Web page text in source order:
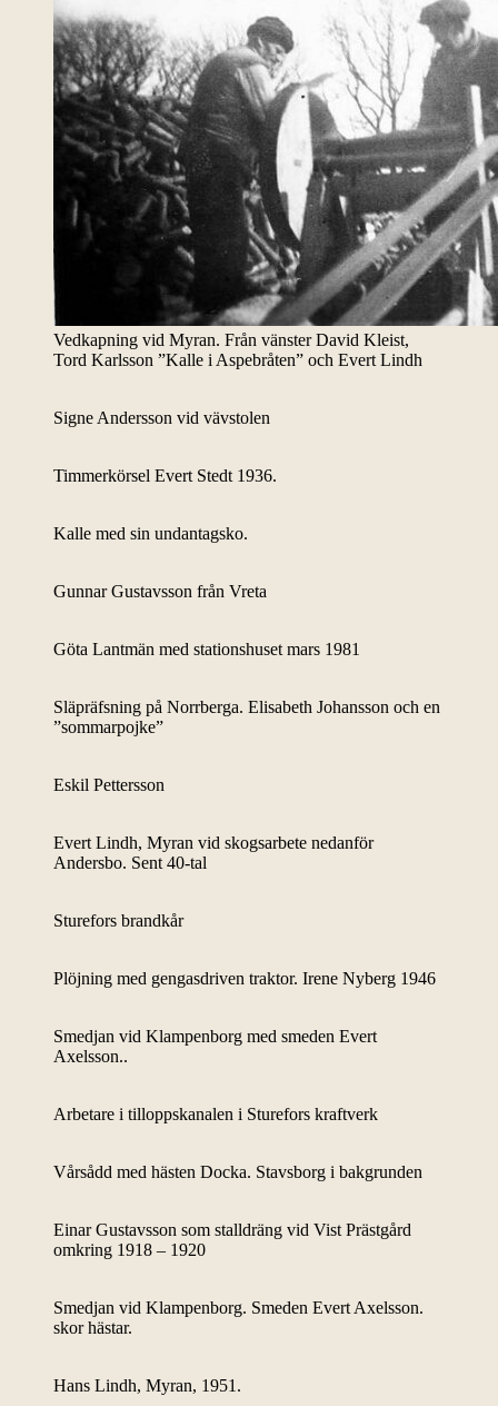
Vedkapning vid Myran. Från vänster David Kleist,
Tord Karlsson ”Kalle i Aspebråten” och Evert Lindh
Signe Andersson vid vävstolen
Timmerkörsel Evert Stedt 1936.
Kalle med sin undantagsko.
Gunnar Gustavsson från Vreta
Göta Lantmän med stationshuset mars 1981
Släpräfsning på Norrberga. Elisabeth Johansson och en
”sommarpojke”
Eskil Pettersson
Evert Lindh, Myran vid skogsarbete nedanför
Andersbo. Sent 40-tal
Sturefors brandkår
Plöjning med gengasdriven traktor. Irene Nyberg 1946
Smedjan vid Klampenborg med smeden Evert
Axelsson..
Arbetare i tilloppskanalen i Sturefors kraftverk
Vårsådd med hästen Docka. Stavsborg i bakgrunden
Einar Gustavsson som stalldräng vid Vist Prästgård
omkring 1918 – 1920
Smedjan vid Klampenborg. Smeden Evert Axelsson.
skor hästar.
Hans Lindh, Myran, 1951.